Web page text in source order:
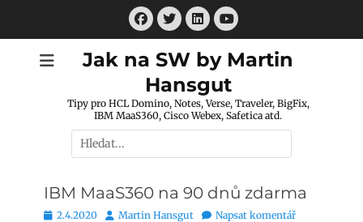
Facebook
Twitter
LinkedIn
Youtube
Jak na SW by Martin
Hansgut
Tipy pro HCL Domino, Notes, Verse, Traveler, BigFix,
IBM MaaS360, Cisco Webex, Safetica atd.
Hledat:
IBM MaaS360 na 90 dnů zdarma
Publikováno
2.4.2020 AutorMartin Hansgut Napsat komentář